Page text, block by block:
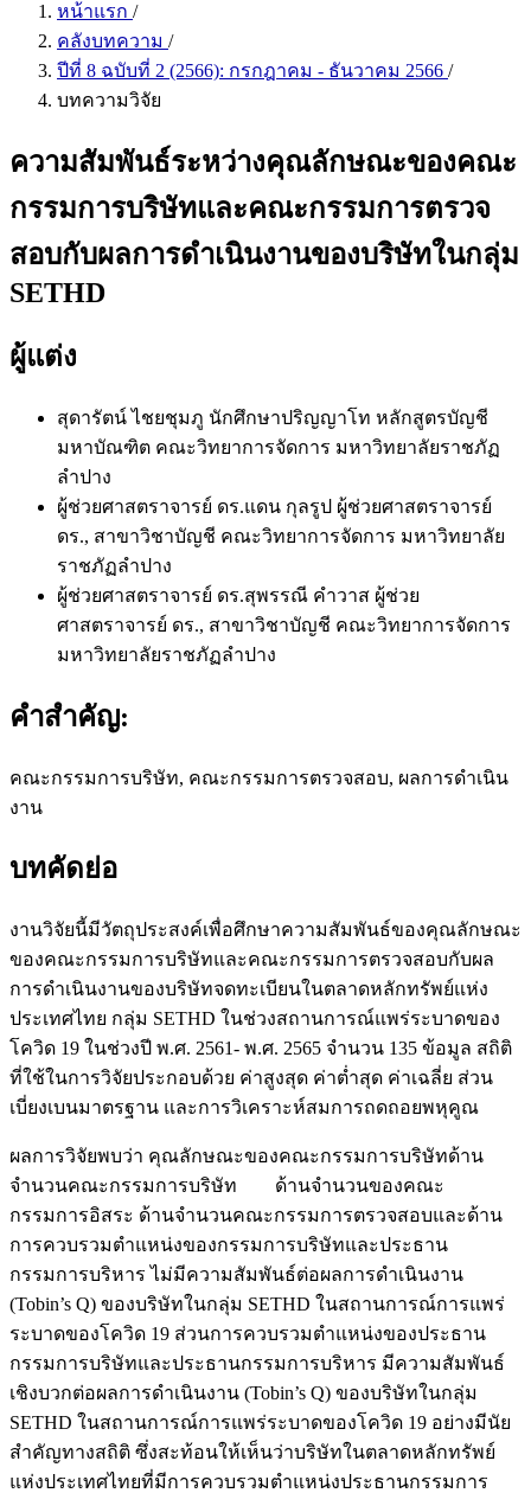
หน้าแรก /
คลังบทความ /
ปีที่ 8 ฉบับที่ 2 (2566): กรกฎาคม - ธันวาคม 2566 /
บทความวิจัย
ความสัมพันธ์ระหว่างคุณลักษณะของคณะ
กรรมการบริษัทและคณะกรรมการตรวจ
สอบกับผลการดำเนินงานของบริษัทในกลุ่ม
SETHD
ผู้แต่ง
สุดารัตน์ ไชยชุมภู นักศึกษาปริญญาโท หลักสูตรบัญชี
มหาบัณฑิต คณะวิทยาการจัดการ มหาวิทยาลัยราชภัฏ
ลำปาง
ผู้ช่วยศาสตราจารย์ ดร.แดน กุลรูป ผู้ช่วยศาสตราจารย์
ดร., สาขาวิชาบัญชี คณะวิทยาการจัดการ มหาวิทยาลัย
ราชภัฏลำปาง
ผู้ช่วยศาสตราจารย์ ดร.สุพรรณี คำวาส ผู้ช่วย
ศาสตราจารย์ ดร., สาขาวิชาบัญชี คณะวิทยาการจัดการ
มหาวิทยาลัยราชภัฏลำปาง
คำสำคัญ:
คณะกรรมการบริษัท, คณะกรรมการตรวจสอบ, ผลการดำเนิน
งาน
บทคัดย่อ
งานวิจัยนี้มีวัตถุประสงค์เพื่อศึกษาความสัมพันธ์ของคุณลักษณะ
ของคณะกรรมการบริษัทและคณะกรรมการตรวจสอบกับผล
การดำเนินงานของบริษัทจดทะเบียนในตลาดหลักทรัพย์แห่ง
ประเทศไทย กลุ่ม SETHD ในช่วงสถานการณ์แพร่ระบาดของ
โควิด 19 ในช่วงปี พ.ศ. 2561- พ.ศ. 2565 จำนวน 135 ข้อมูล สถิติ
ที่ใช้ในการวิจัยประกอบด้วย ค่าสูงสุด ค่าต่ำสุด ค่าเฉลี่ย ส่วน
เบี่ยงเบนมาตรฐาน และการวิเคราะห์สมการถดถอยพหุคูณ
ผลการวิจัยพบว่า คุณลักษณะของคณะกรรมการบริษัทด้าน
จำนวนคณะกรรมการบริษัท ด้านจำนวนของคณะ
กรรมการอิสระ ด้านจำนวนคณะกรรมการตรวจสอบและด้าน
การควบรวมตำแหน่งของกรรมการบริษัทและประธาน
กรรมการบริหาร ไม่มีความสัมพันธ์ต่อผลการดำเนินงาน
(Tobin’s Q) ของบริษัทในกลุ่ม SETHD ในสถานการณ์การแพร่
ระบาดของโควิด 19 ส่วนการควบรวมตำแหน่งของประธาน
กรรมการบริษัทและประธานกรรมการบริหาร มีความสัมพันธ์
เชิงบวกต่อผลการดำเนินงาน (Tobin’s Q) ของบริษัทในกลุ่ม
SETHD ในสถานการณ์การแพร่ระบาดของโควิด 19 อย่างมีนัย
สำคัญทางสถิติ ซึ่งสะท้อนให้เห็นว่าบริษัทในตลาดหลักทรัพย์
แห่งประเทศไทยที่มีการควบรวมตำแหน่งประธานกรรมการ